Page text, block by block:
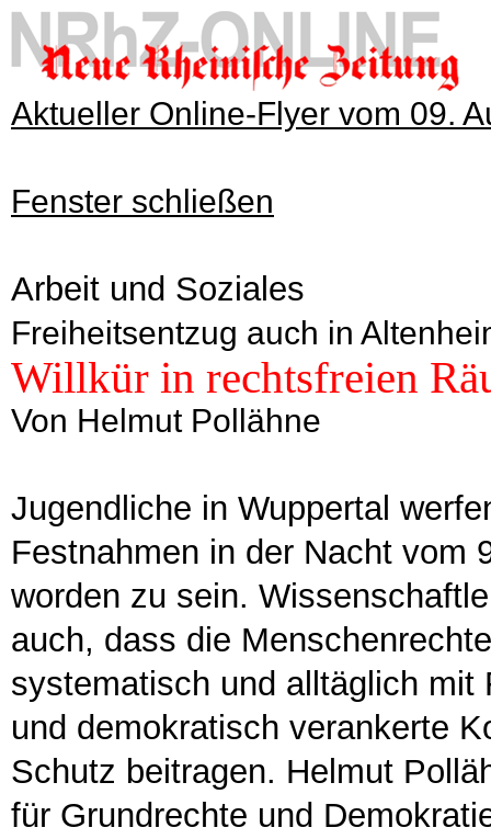
Aktueller Online-Flyer vom 09.
Fenster schließen
Arbeit und Soziales
Freiheitsentzug auch in
Willkür in rechtsfreien
Von Helmut Pollähne
Jugendliche in Wuppertal
Festnahmen in der Nacht vom
worden zu sein.
auch, dass die
systematisch und alltäglich mit
und demokratisch verankerte
Schutz beitragen. Helmut
für Grundrechte und